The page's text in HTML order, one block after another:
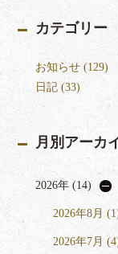
カテゴリー
お知らせ (129)
日記 (33)
月別アーカ
2026年 (14)
2026年8月
2026年7月